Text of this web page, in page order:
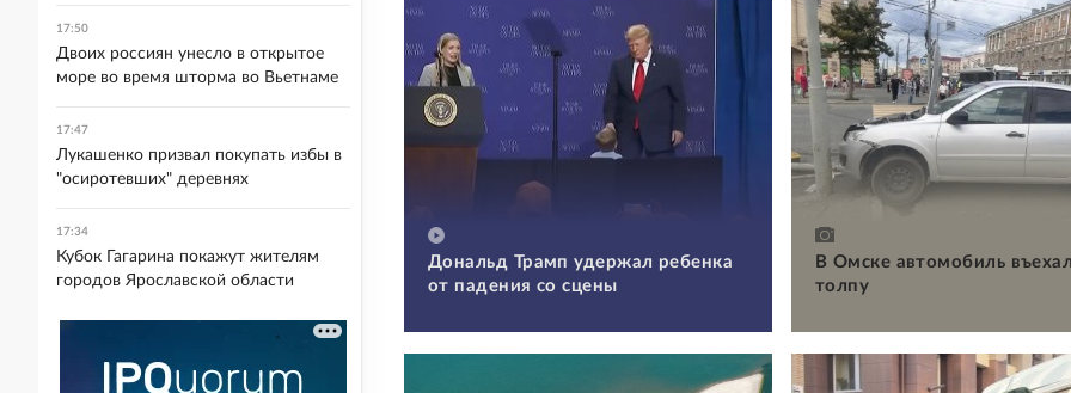
Дональд Трамп удержал ребенка
от падения со сцены
В Омске автомобиль
толпу
17:50
Двоих россиян унесло в открытое
море во время шторма во Вьетнаме
17:47
Лукашенко призвал покупать избы в
"осиротевших" деревнях
17:34
Кубок Гагарина покажут жителям
городов Ярославской области